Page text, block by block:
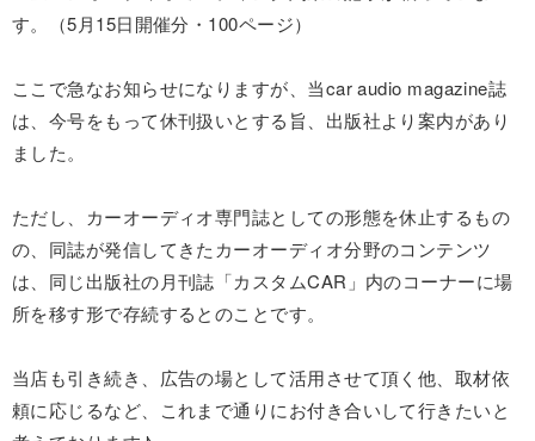
す。（5月15日開催分・100ページ）
ここで急なお知らせになりますが、当car audio magazine誌
は、今号をもって休刊扱いとする旨、出版社より案内があり
ました。
ただし、カーオーディオ専門誌としての形態を休止するもの
の、同誌が発信してきたカーオーディオ分野のコンテンツ
は、同じ出版社の月刊誌「カスタムCAR」内のコーナーに場
所を移す形で存続するとのことです。
当店も引き続き、広告の場として活用させて頂く他、取材依
頼に応じるなど、これまで通りにお付き合いして行きたいと